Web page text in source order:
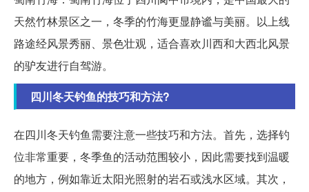
天然竹林景区之一，冬季的竹海更显静谧与美丽。以上线
路途经风景秀丽、景色壮观，适合喜欢川西和大西北风景
的驴友进行自驾游。
四川冬天钓鱼的技巧和方法?
在四川冬天钓鱼需要注意一些技巧和方法。首先，选择钓
位非常重要，冬季鱼的活动范围较小，因此需要找到温暖
的地方，例如靠近太阳光照射的岩石或浅水区域。其次，